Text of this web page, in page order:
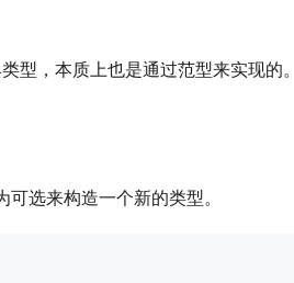
型，本质上也是通过范型来实现的
选来构造一个新的类型。